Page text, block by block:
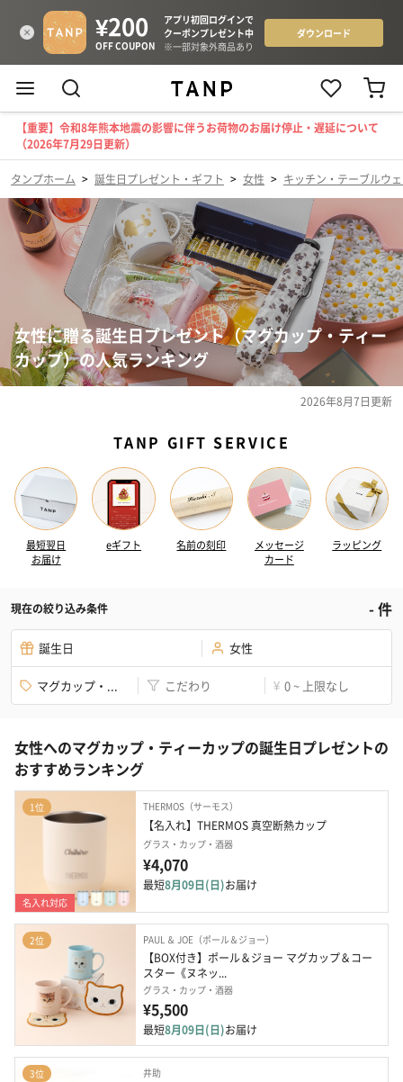
【重要】令和8年熊本地震の影響に伴うお荷物のお届け停止・遅延について
（2026年7月29日更新）
タンプホーム > 誕生日プレゼント・ギフト > 女性 > キッチン・テーブルウ
女性に贈る誕生日プレゼント（マグカップ・ティー
カップ）の人気ランキング
2026年8月7日更新
TANP GIFT SERVICE
最短翌日
お届け
eギフト 名前の刻印
メッセージ
カード
ラッピング
現在の絞り込み条件 -件
誕生日 女性
マグカップ・... こだわり ¥ 0 ~ 上限なし
女性へのマグカップ・ティーカップの誕生日プレゼントの
おすすめランキング
1位
名入れ対応
THERMOS（サーモス）
【名入れ】THERMOS 真空断熱カップ
グラス・カップ・酒器
¥4,070
最短8月09日(日)お届け
2位 PAUL ＆ JOE（ポール＆ジョー）
【BOX付き】ポール＆ジョー マグカップ＆コー
スター《ヌネッ...
グラス・カップ・酒器
¥5,500
最短8月09日(日)お届け
3位 井助